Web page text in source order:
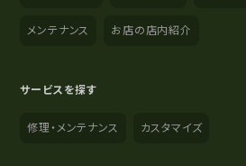
メンテナンス お店の店内紹介
サービスを探す
修理・メンテナンス カスタマイズ